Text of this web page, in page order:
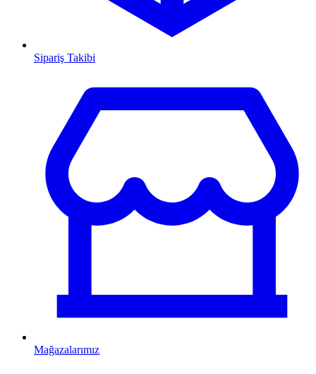
Sipariş Takibi
Mağazalarımız